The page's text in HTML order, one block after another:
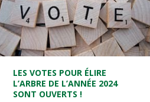
LES VOTES POUR ÉLIRE
L’ARBRE DE L’ANNÉE 2024
SONT OUVERTS !